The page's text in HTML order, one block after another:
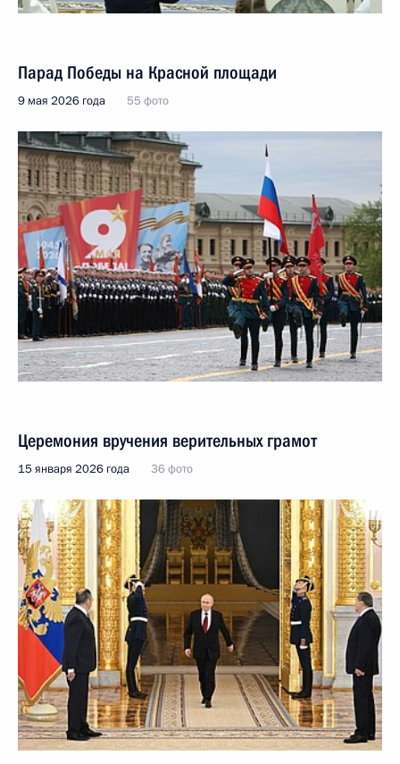
Парад Победы на Красной площади
9 мая 2026 года 55 фото
Церемония вручения верительных грамот
15 января 2026 года 36 фото